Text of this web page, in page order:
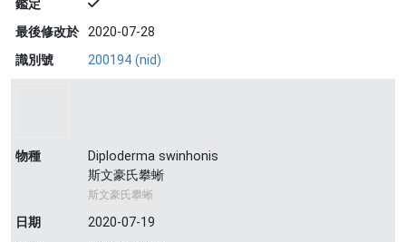
鑑定
最後修改於 2020-07-28
識別號
200194 (nid)
物種
Diploderma swinhonis
斯文豪氏攀蜥
斯文豪氏攀蜥
日期
2020-07-19